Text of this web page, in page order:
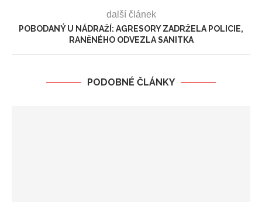
další článek
POBODANÝ U NÁDRAŽÍ: AGRESORY ZADRŽELA POLICIE,
RANĚNÉHO ODVEZLA SANITKA
PODOBNÉ ČLÁNKY